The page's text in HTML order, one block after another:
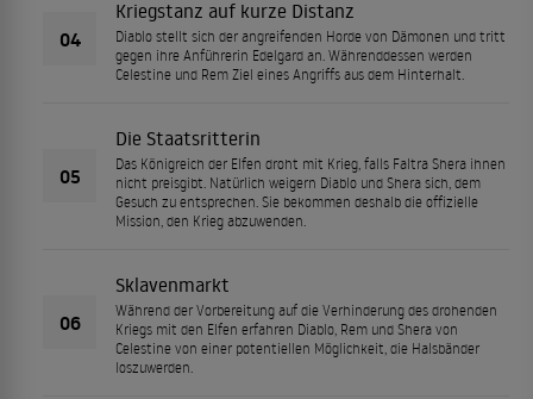
04
Kriegstanz auf kurze Distanz
Diablo stellt sich der angreifenden Horde von Dämonen und tritt
gegen ihre Anführerin Edelgard an. Währenddessen werden
Celestine und Rem Ziel eines Angriffs aus dem Hinterhalt.
05
Die Staatsritterin
Das Königreich der Elfen droht mit Krieg, falls Faltra Shera ihnen
nicht preisgibt. Natürlich weigern Diablo und Shera sich, dem
Gesuch zu entsprechen. Sie bekommen deshalb die offizielle
Mission, den Krieg abzuwenden.
06
Sklavenmarkt
Während der Vorbereitung auf die Verhinderung des drohenden
Kriegs mit den Elfen erfahren Diablo, Rem und Shera von
Celestine von einer potentiellen Möglichkeit, die Halsbänder
loszuwerden.